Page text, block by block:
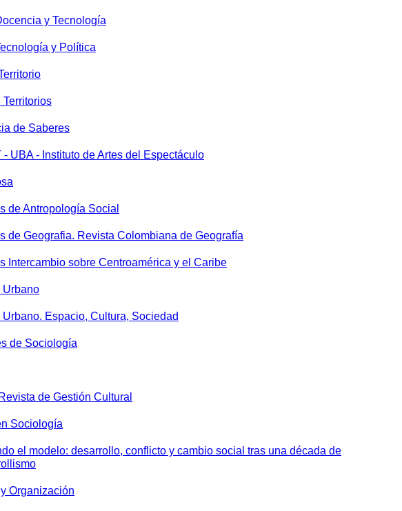
y Tecnología
y Política
de Saberes
- UBA - Instituto de Artes del Espectáculo
de Antropología Social
de Geografia. Revista Colombiana de Geografía
Intercambio sobre Centroamérica y el Caribe
Urbano
Espacio, Cultura, Sociedad
de Sociología
de Gestión Cultural
Sociología
el modelo: desarrollo, conflicto y cambio social tras una década de
Organización